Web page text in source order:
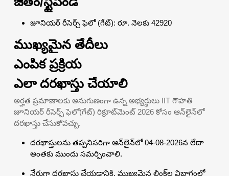
జూనియర్ రీసెర్చ్ ఫెలో (గేట్): రూ. నెలకు 42920
ముఖ్యమైన తేదీలు
ఎంపిక ప్రక్రియ
ఎలా దరఖాస్తు చేయాలి
అర్హత ప్రమాణాలకు అనుగుణంగా ఉన్న అభ్యర్థులు IIT గౌహతి
జూనియర్ రీసెర్చ్ ఫెలో(గేట్) రిక్రూట్‌మెంట్ 2026 కోసం ఆన్‌లైన్‌లో
దరఖాస్తు చేసుకోవచ్చు.
దరఖాస్తులను తప్పనిసరిగా ఆన్‌లైన్‌లో 04-08-2026న లేదా
అంతకు ముందు సమర్పించాలి.
నేరుగా దరఖాస్తు చేయడానికి, ముఖ్యమైన లింక్‌ల విభాగంలో